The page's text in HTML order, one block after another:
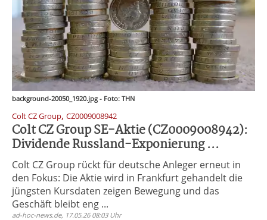
background-20050_1920.jpg - Foto: THN
Colt CZ Group, CZ0009008942
Colt CZ Group SE-Aktie (CZ0009008942):
Dividende Russland-Exponierung ...
Colt CZ Group rückt für deutsche Anleger erneut in
den Fokus: Die Aktie wird in Frankfurt gehandelt die
jüngsten Kursdaten zeigen Bewegung und das
Geschäft bleibt eng ...
ad-hoc-news.de, 17.05.26 08:03 Uhr